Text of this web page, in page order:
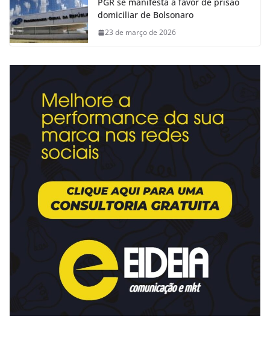
PGR se manifesta a favor de prisão
domiciliar de Bolsonaro
23 de março de 2026